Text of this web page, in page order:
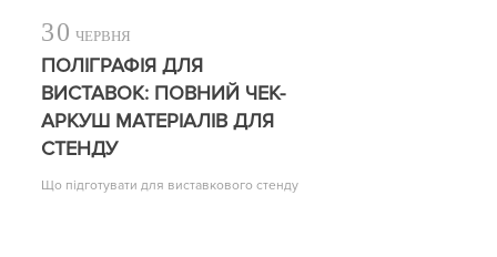
30 ЧЕРВНЯ
ПОЛІГРАФІЯ ДЛЯ
ВИСТАВОК: ПОВНИЙ ЧЕК-
АРКУШ МАТЕРІАЛІВ ДЛЯ
СТЕНДУ
Що підготувати для виставкового стенду